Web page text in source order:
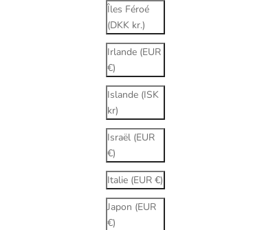
Îles Féroé
(DKK kr.)
Irlande (EUR
€)
Islande (ISK
kr)
Israël (EUR
€)
Italie (EUR €)
Japon (EUR
€)